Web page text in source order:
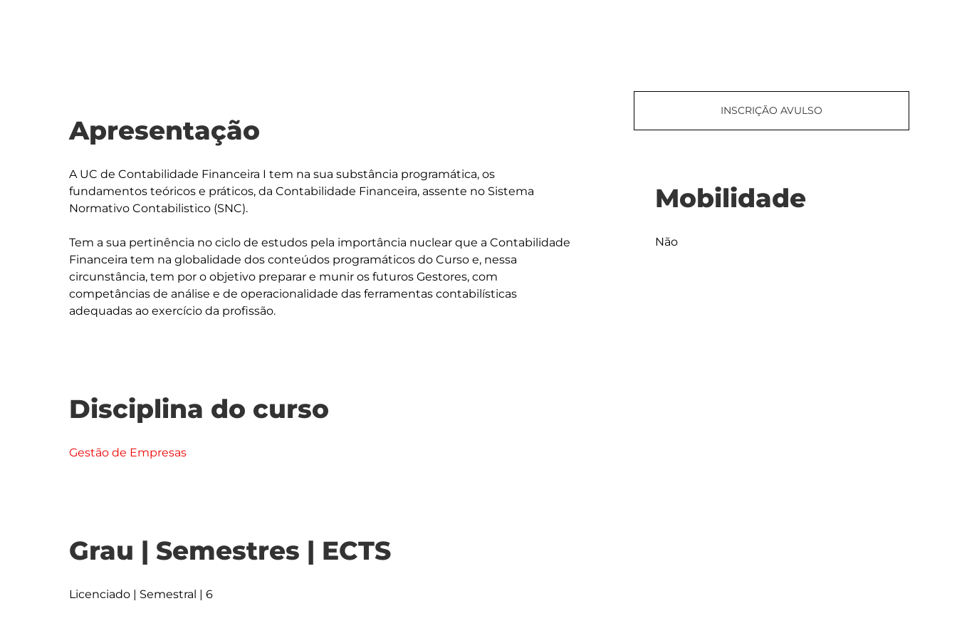
Apresentação
A UC de Contabilidade Financeira I tem na sua substância programática, os
fundamentos teóricos e práticos, da Contabilidade Financeira, assente no Sistema
Normativo Contabilistico (SNC).
Tem a sua pertinência no ciclo de estudos pela importância nuclear que a Contabilidade
Financeira tem na globalidade dos conteúdos programáticos do Curso e, nessa
circunstância, tem por o objetivo preparar e munir os futuros Gestores, com
competâncias de análise e de operacionalidade das ferramentas contabilísticas
Disciplina do curso
Gestão de Empresas
Grau | Semestres | ECTS
Licenciado | Semestral | 6
INSCRIÇÃO AVULSO
Mobilidade
Não